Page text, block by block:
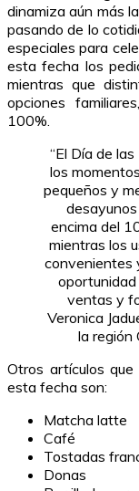
dinamiza aún más
pasando de lo
especiales para
esta fecha los
mientras que
opciones
100%.
“El Día de
los
pequeños y
encima del
mientras los
convenientes
ventas y
Veronica
la región
Otros artículos
esta fecha son:
Matcha latte
Café
Tostadas
Donas